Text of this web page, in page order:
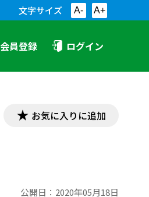
文字サイズ A- A+
会員登録 ログイン
お気に入りに追加
公開日： 2020年05月18日